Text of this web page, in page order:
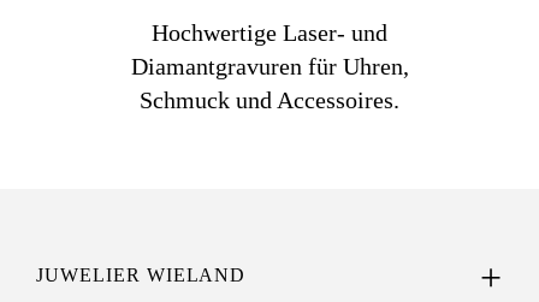
Hochwertige Laser- und
Diamantgravuren für Uhren,
Schmuck und Accessoires.
JUWELIER WIELAND